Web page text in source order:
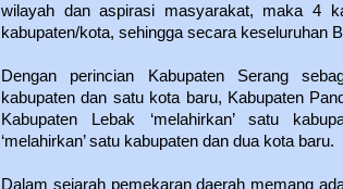
wilayah dan aspirasi masyarakat, maka 4
kabupaten/kota, sehingga secara keseluruhan
Dengan perincian Kabupaten Serang
kabupaten dan satu kota baru, Kabupaten
Kabupaten Lebak ‘melahirkan’ satu
‘melahirkan’ satu kabupaten dan dua kota baru.
Dalam sejarah pemekaran daerah memang